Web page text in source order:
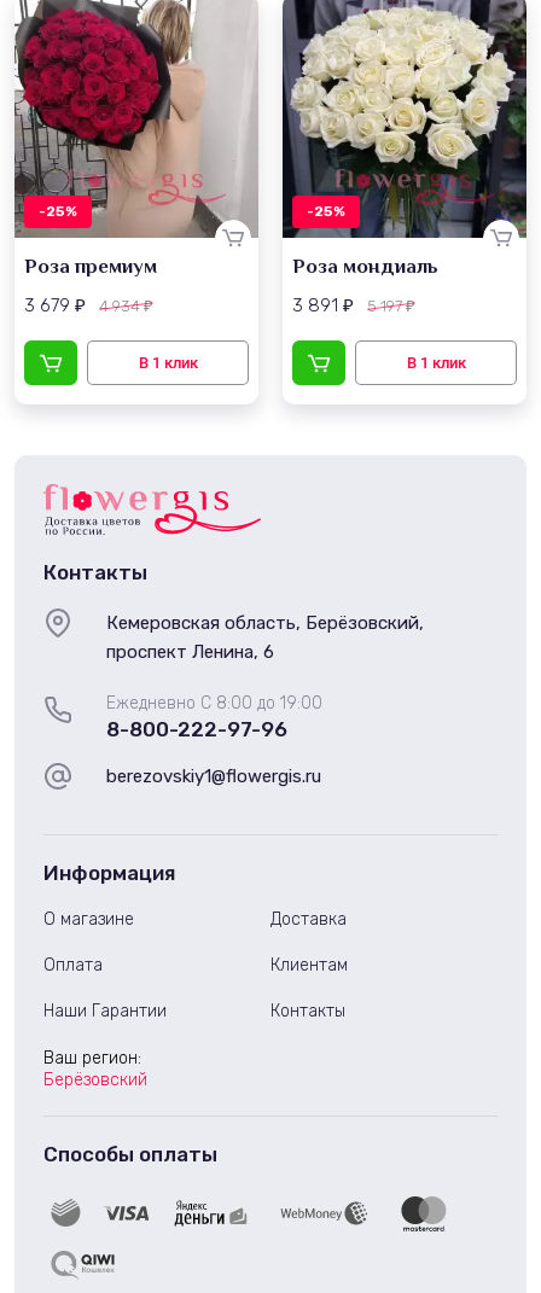
-25%
Роза премиум
3 679 ₽ 4 934₽
-25%
Роза мондиаль
3 891 ₽ 5 197₽
Контакты
Ежедневно С 8:00 до 19:00
8-800-222-97-96
Кемеровская область, Берёзовский,
проспект Ленина, 6
berezovskiy1@flowergis.ru
Информация
О магазине Доставка
Оплата Клиентам
Наши Гарантии Контакты
Ваш регион:
Берёзовский
Способы оплаты